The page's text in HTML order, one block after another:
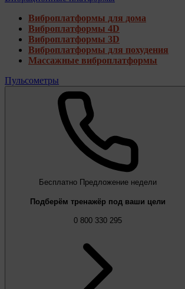
Виброплатформы для дома
Виброплатформы 4D
Виброплатформы 3D
Виброплатформы для похудения
Массажные виброплатформы
Пульсометры
Бесплатно Предложение недели
Подберём тренажёр под ваши цели
0 800 330 295